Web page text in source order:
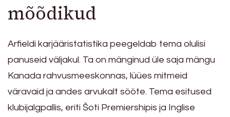
mõõdikud
Arfieldi karjääristatistika peegeldab tema olulisi
panuseid väljakul. Ta on mänginud üle saja mängu
Kanada rahvusmeeskonnas, lüües mitmeid
väravaid ja andes arvukalt sööte. Tema esitused
klubijalgpallis, eriti Šoti Premiershipis ja Inglise